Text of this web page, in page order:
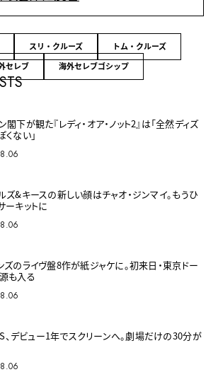
スリ・クルーズ
トム・クルーズ
セレブ 海外セレブゴシップ
閣下が観た『レディ・オア・ノット2』は「全然ディズ
くない」
ズ&キースの新しい顔はチャオ・ジンマイ。もうひ
ーキットに
ズのライヴ盤8作が紙ジャケに。初来日・東京ドー
も入る
、デビュー1年でスクリーンへ。劇場だけの30分が